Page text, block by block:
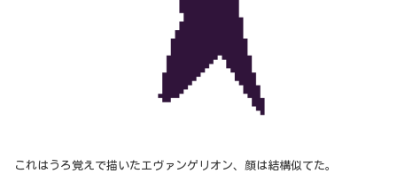
これはうろ覚えで描いたエヴァンゲリオン、顔は結構似てた。